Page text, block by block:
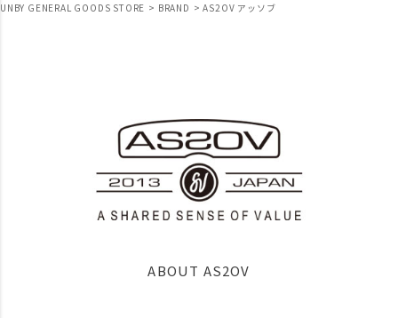
UNBY GENERAL GOODS STORE BRAND AS2OV アッソブ
ABOUT AS2OV